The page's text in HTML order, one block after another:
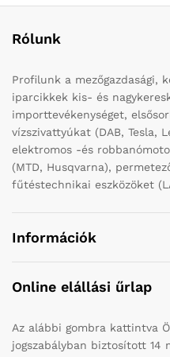
Rólunk
Profilunk a mezőgazdasági,
iparcikkek kis- és
importtevékenységet,
vízszivattyúkat (DAB, Tesla,
elektromos -és
(MTD, Husqvarna),
fűtéstechnikai eszközöket
Információk
Online elállási űrlap
Az alábbi gombra kattintva
jogszabályban biztosított 14